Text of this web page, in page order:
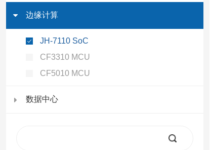
边缘计算
JH-7110 SoC
CF3310 MCU
CF5010 MCU
数据中心